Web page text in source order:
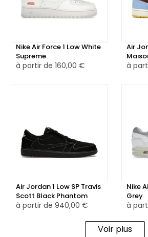
confèrent à la chaussure une
collaboration Off-White x Nike.
mariage réussi entre le style
le savoir-faire de Nike, ce qui en fait
incontournable pour ceux qui veulent
Nike Air Force 1 Low White
Supreme
à partir de 160,00 €
Air
à
Air Jordan 1 Low SP Travis
Scott Black Phantom
à partir de 940,00 €
Nike
Grey
à
Voir plus